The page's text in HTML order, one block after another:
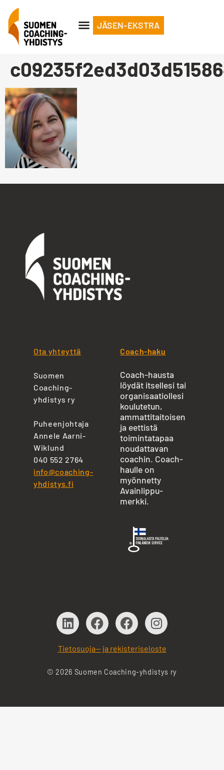
JÄSEN-EKSTRA
Ota yhteyttä
Suomen
Coaching-
yhdistys ry
Puheenjohtaja
Annele Aarni-
Wiklund
040 552 2764
info@coaching-
yhdistys.fi
Coach-haku
Coach-hausta
löydät itsellesi tai
organisaatiollesi
koulutetun,
ammattitaitoisen
ja eettistä
toimintatapaa
noudattavan
coachin. Coach-
haulle on
myönnetty
Avainlippu-
merkki.
Tietosuoja— ja rekisteriseloste
© 2026 Suomen Coaching-yhdistys ry